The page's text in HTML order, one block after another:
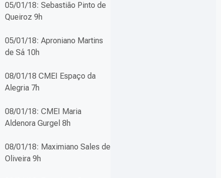
05/01/18: Sebastião Pinto de
Queiroz 9h
05/01/18: Aproniano Martins
de Sá 10h
08/01/18 CMEI Espaço da
Alegria 7h
08/01/18: CMEI Maria
Aldenora Gurgel 8h
08/01/18: Maximiano Sales de
Oliveira 9h